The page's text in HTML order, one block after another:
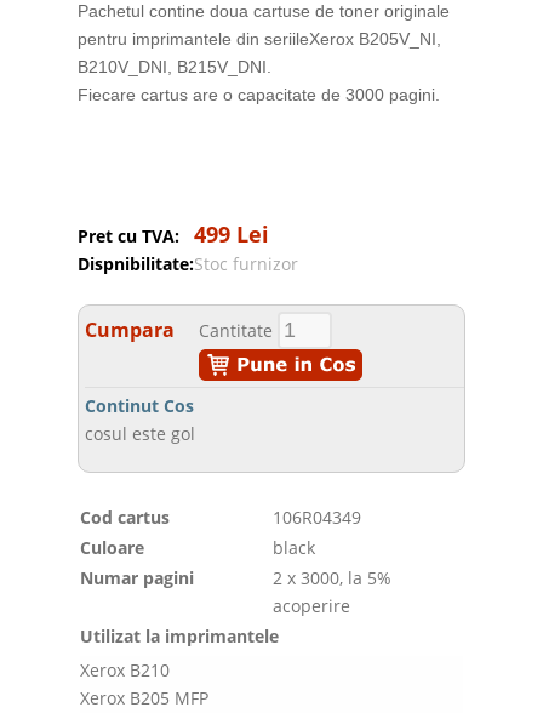
Pachetul contine doua cartuse de toner originale
pentru imprimantele din seriileXerox B205V_NI,
B210V_DNI, B215V_DNI.
Fiecare cartus are o capacitate de 3000 pagini.
Pret cu TVA: 499 Lei
Dispnibilitate:Stoc furnizor
Cumpara Cantitate
Continut Cos
cosul este gol
Cod cartus
106R04349
Culoare
black
Numar pagini
2 x 3000, la 5%
acoperire
Utilizat la imprimantele
Xerox B210
Xerox B205 MFP